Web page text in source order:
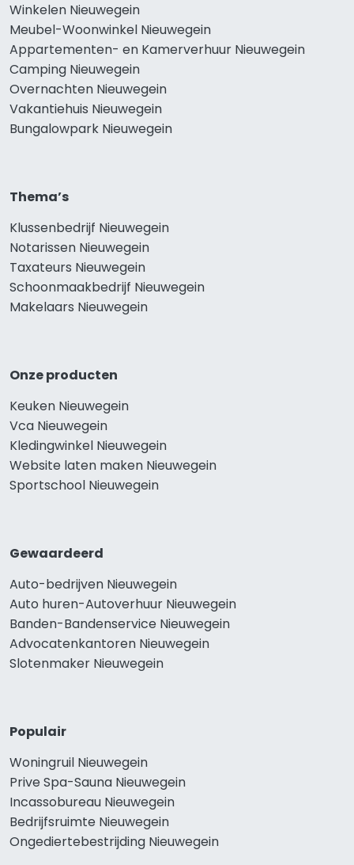
Winkelen Nieuwegein
Meubel-Woonwinkel Nieuwegein
Appartementen- en Kamerverhuur Nieuwegein
Camping Nieuwegein
Overnachten Nieuwegein
Vakantiehuis Nieuwegein
Bungalowpark Nieuwegein
Thema’s
Klussenbedrijf Nieuwegein
Notarissen Nieuwegein
Taxateurs Nieuwegein
Schoonmaakbedrijf Nieuwegein
Makelaars Nieuwegein
Onze producten
Keuken Nieuwegein
Vca Nieuwegein
Kledingwinkel Nieuwegein
Website laten maken Nieuwegein
Sportschool Nieuwegein
Gewaardeerd
Auto-bedrijven Nieuwegein
Auto huren-Autoverhuur Nieuwegein
Banden-Bandenservice Nieuwegein
Advocatenkantoren Nieuwegein
Slotenmaker Nieuwegein
Populair
Woningruil Nieuwegein
Prive Spa-Sauna Nieuwegein
Incassobureau Nieuwegein
Bedrijfsruimte Nieuwegein
Ongediertebestrijding Nieuwegein